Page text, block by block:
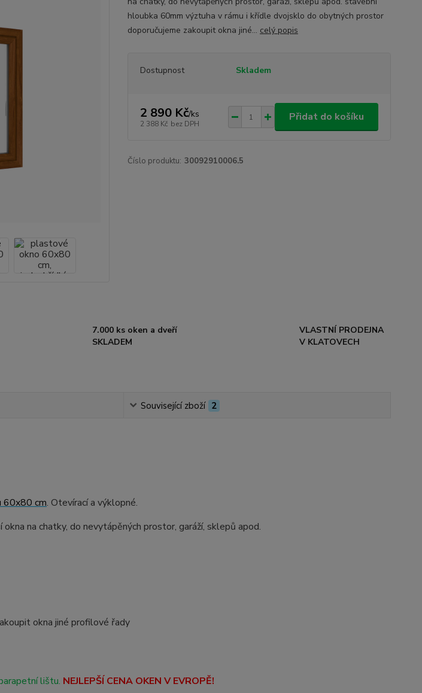
hloubka 60mm výztuha v rámu i křídle dvojsklo do obytných prostor
doporučujeme zakoupit okna jiné... celý popis
Dostupnost Skladem
2 890 Kč/ks
2 388 Kč bez DPH
Přidat do košíku
Číslo produktu: 30092910006.5
7.000 ks oken a dveří
SKLADEM
VLASTNÍ PRODEJNA
V KLATOVECH
Související zboží 2
60x80 cm. Otevírací a výklopné.
na chatky, do nevytápěných prostor, garáží, sklepů apod.
okna jiné profilové řady
lištu. NEJLEPŠÍ CENA OKEN V EVROPĚ!